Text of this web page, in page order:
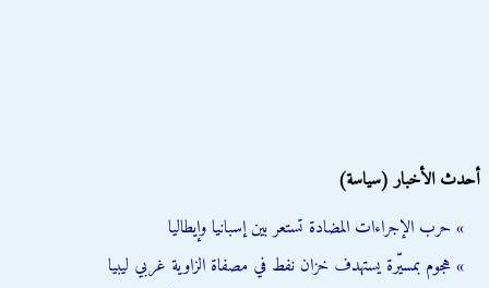
أحدث الأخبار (سياسة)
» حرب الإجراءات المضادة تستعر بين إسبانيا وإيطاليا
» هجوم بمسيّرة يستهدف خزان نفط في مصفاة الزاوية غربي ليبيا